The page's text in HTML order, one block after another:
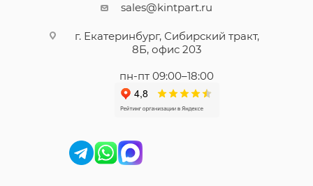
sales@kintpart.ru
г. Екатеринбург, Сибирский тракт,
8Б, офис 203
пн-пт 09:00–18:00